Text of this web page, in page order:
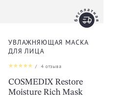
УВЛАЖНЯЮЩАЯ МАСКА
ДЛЯ ЛИЦА
/ 4отзыва
COSMEDIX Restore
Moisture Rich Mask